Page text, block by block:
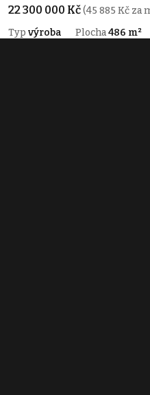
22 300 000 Kč(45 885 Kč za
Typ výroba Plocha486 m²